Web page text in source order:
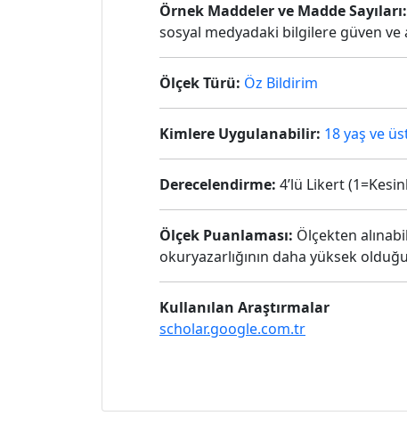
Örnek Maddeler ve Madde Sayıları:
sosyal medyadaki bilgilere güven ve
Ölçek Türü: Öz Bildirim
Kimlere Uygulanabilir: 18 yaş ve
Derecelendirme: 4’lü Likert
Ölçek Puanlaması: Ölçekten
okuryazarlığının daha yüksek
Kullanılan Araştırmalar
scholar.google.com.tr